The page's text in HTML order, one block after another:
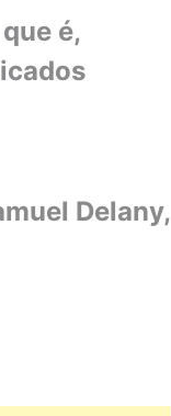
é,
Delany,